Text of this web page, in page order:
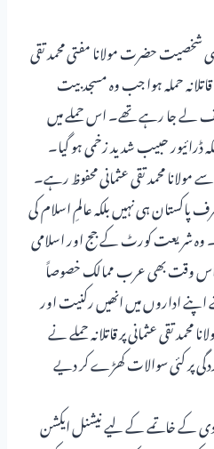
شخصیت حضرت مولانا مفتی محمد تقی
حملہ ہوا جب وہ مسجد بیت
لے جا رہے تھے۔ اس حملے میں
ڈرائیور حبیب شدید زخمی ہو گیا۔
محمد تقی عثمانی محفوظ رہے۔
پاکستان ہی نہیں بلکہ عالمِ اسلام کی
وہ شریعت کورٹ کے جج اور اسلامی
وقت بھی عرب ممالک خصوصاً
اداروں میں انھیں رکنیت اور
تقی عثمانی پر قاتلانہ حملے نے
پر کئی سوالات کھڑے کر دیے
کے خاتمے کے لیے نیشنل ایکشن